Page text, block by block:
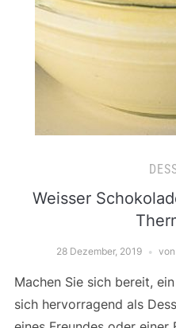
Weisser
28 Dezember, 2019 von
Machen Sie sich bereit,
sich hervorragend als